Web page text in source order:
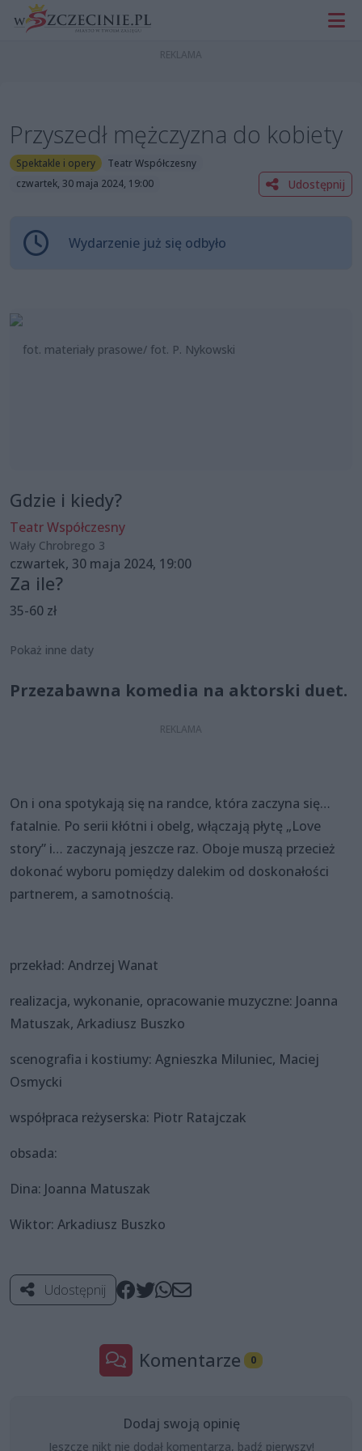
Przyszedł mężczyzna do kobiety
Spektakle i opery
Teatr Współczesny
czwartek, 30 maja 2024, 19:00
Udostępnij
Wydarzenie już się odbyło
fot. materiały prasowe/ fot. P. Nykowski
Gdzie i kiedy?
Teatr Współczesny
Wały Chrobrego 3
czwartek, 30 maja 2024, 19:00
Za ile?
35-60 zł
Pokaż inne daty
Przezabawna komedia na aktorski duet.
On i ona spotykają się na randce, która zaczyna się…
fatalnie. Po serii kłótni i obelg, włączają płytę „Love
story” i… zaczynają jeszcze raz. Oboje muszą przecież
dokonać wyboru pomiędzy dalekim od doskonałości
partnerem, a samotnością.
przekład: Andrzej Wanat
realizacja, wykonanie, opracowanie muzyczne: Joanna
Matuszak, Arkadiusz Buszko
scenografia i kostiumy: Agnieszka Miluniec, Maciej
Osmycki
współpraca reżyserska: Piotr Ratajczak
obsada:
Dina: Joanna Matuszak
Wiktor: Arkadiusz Buszko
Udostępnij
Komentarze 0
Dodaj swoją opinię
Jeszcze nikt nie dodał komentarza, bądź pierwszy!